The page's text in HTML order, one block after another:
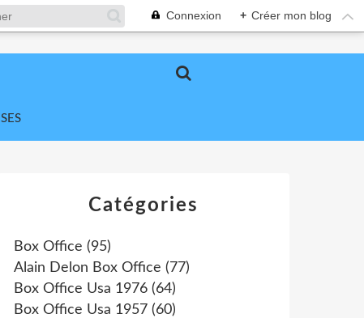
Connexion + Créer mon blog
Catégories
Box Office (95)
Alain Delon Box Office (77)
Box Office Usa 1976 (64)
Box Office Usa 1957 (60)